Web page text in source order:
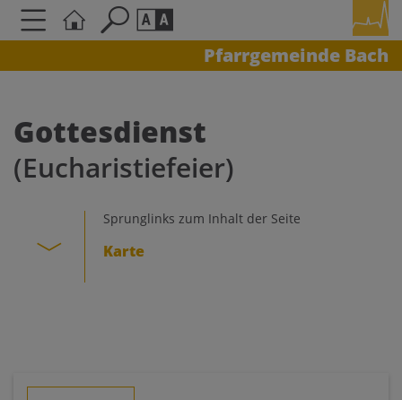
Pfarrgemeinde Bach
AAA
Kontrasteinstellungen
A
Gottesdienst
(Eucharistiefeier)
Sprunglinks zum Inhalt der Seite
Karte